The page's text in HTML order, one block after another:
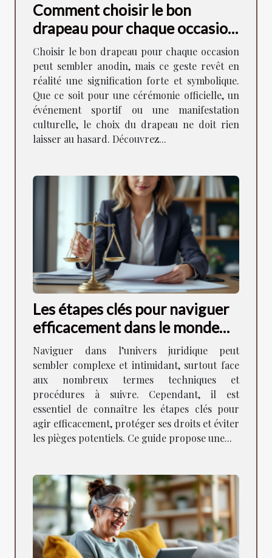
Comment choisir le bon
drapeau pour chaque occasion
?
Choisir le bon drapeau pour chaque occasion
peut sembler anodin, mais ce geste revêt en
réalité une signification forte et symbolique.
Que ce soit pour une cérémonie officielle, un
événement sportif ou une manifestation
culturelle, le choix du drapeau ne doit rien
laisser au hasard. Découvrez...
Les étapes clés pour naviguer
efficacement dans le monde
juridique
Naviguer dans l’univers juridique peut
sembler complexe et intimidant, surtout face
aux nombreux termes techniques et
procédures à suivre. Cependant, il est
essentiel de connaître les étapes clés pour
agir efficacement, protéger ses droits et éviter
les pièges potentiels. Ce guide propose une...